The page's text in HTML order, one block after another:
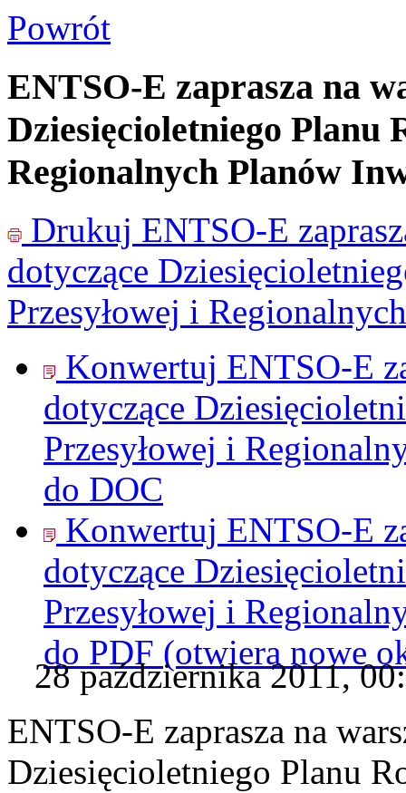
Powrót
ENTSO-E zaprasza na
Dziesięcioletniego Planu
Regionalnych Planów
Drukuj ENTSO-E
dotyczące
Przesyłowej i
Konwertuj ENTSO-E
dotyczące
Przesyłowej i
do DOC
Konwertuj ENTSO-E
dotyczące
Przesyłowej i
do PDF (otwiera nowe
28 października 2011,
ENTSO-E zaprasza na
Dziesięcioletniego Planu